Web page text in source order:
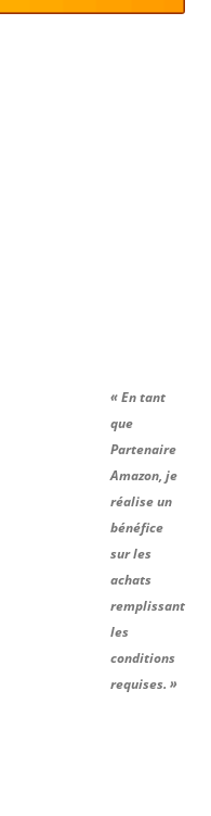
« En tant
que
Partenaire
Amazon, je
réalise un
bénéfice
sur les
achats
remplissant
les
conditions
requises. »